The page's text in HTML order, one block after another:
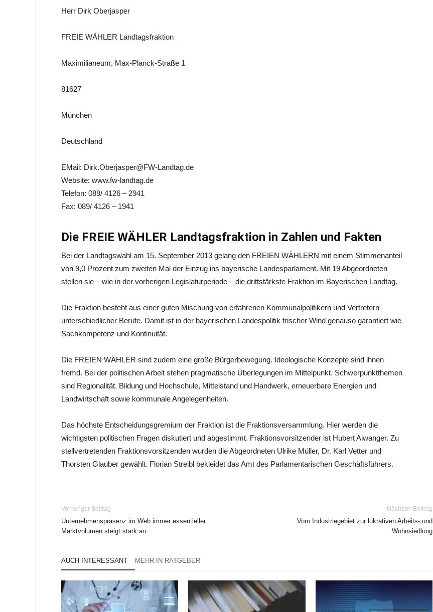
Herr Dirk Oberjasper
FREIE WÄHLER Landtagsfraktion
Maximilianeum, Max-Planck-Straße 1
81627
München
Deutschland
EMail: Dirk.Oberjasper@FW-Landtag.de
Website: www.fw-landtag.de
Telefon: 089/ 4126 – 2941
Fax: 089/ 4126 – 1941
Die FREIE WÄHLER Landtagsfraktion in Zahlen und Fakten
Bei der Landtagswahl am 15. September 2013 gelang den FREIEN WÄHLERN mit einem Stimmenanteil
von 9,0 Prozent zum zweiten Mal der Einzug ins bayerische Landesparlament. Mit 19 Abgeordneten
stellen sie – wie in der vorherigen Legislaturperiode – die drittstärkste Fraktion im Bayerischen Landtag.
Die Fraktion besteht aus einer guten Mischung von erfahrenen Kommunalpolitikern und Vertretern
unterschiedlicher Berufe. Damit ist in der bayerischen Landespolitik frischer Wind genauso garantiert wie
Sachkompetenz und Kontinuität.
Die FREIEN WÄHLER sind zudem eine große Bürgerbewegung. Ideologische Konzepte sind ihnen
fremd. Bei der politischen Arbeit stehen pragmatische Überlegungen im Mittelpunkt. Schwerpunktthemen
sind Regionalität, Bildung und Hochschule, Mittelstand und Handwerk, erneuerbare Energien und
Landwirtschaft sowie kommunale Angelegenheiten.
Das höchste Entscheidungsgremium der Fraktion ist die Fraktionsversammlung. Hier werden die
wichtigsten politischen Fragen diskutiert und abgestimmt. Fraktionsvorsitzender ist Hubert Aiwanger. Zu
stellvertretenden Fraktionsvorsitzenden wurden die Abgeordneten Ulrike Müller, Dr. Karl Vetter und
Thorsten Glauber gewählt. Florian Streibl bekleidet das Amt des Parlamentarischen Geschäftsführers.
Vorheriger Beitrag
Unternehmenspräsenz im Web immer essentieller:
Marktvolumen steigt stark an
Nächster Beitrag
Vom Industriegebiet zur lukrativen Arbeits- und
Wohnsiedlung
AUCH INTERESSANT MEHR IN RATGEBER